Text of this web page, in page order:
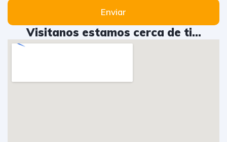
Enviar
Visitanos estamos cerca de ti...